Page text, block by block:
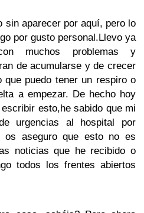
sin aparecer por aquí, pero lo
por gusto personal.Llevo ya
muchos problemas y
de acumularse y de crecer
puedo tener un respiro o
a empezar. De hecho hoy
esto,he sabido que mi
urgencias al hospital por
os aseguro que esto no es
noticias que he recibido o
todos los frentes abiertos